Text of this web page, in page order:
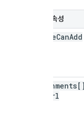
선택적 속성
anyoneCanAdd
attachments[]
Url